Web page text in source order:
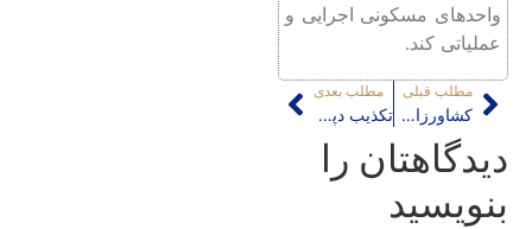
واحدهای مسکونی اجرایی و
عملیاتی کند.
مطلب قبلی
کشاورزان چخماق تپه ۷۰۰۰ ساله را با خاک یکسان کردند
مطلب بعدی
تکذیب دپوی لجن فاضلاب در «خرمن تپه» جنوب تهران
دیدگاهتان را
بنویسید